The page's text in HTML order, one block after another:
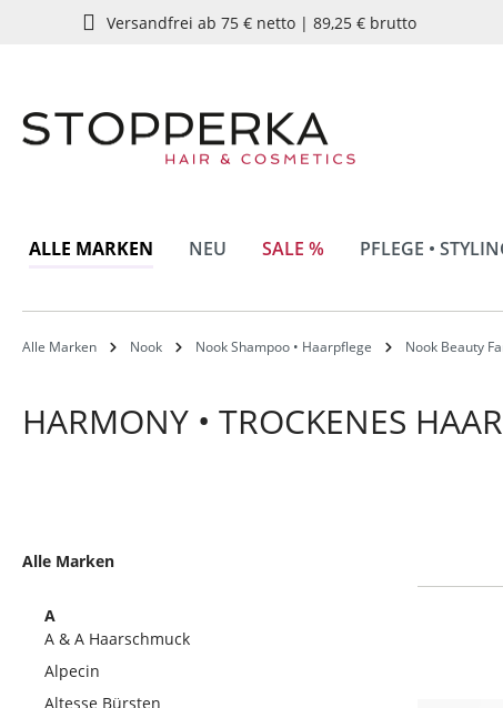
Zur Hauptnavigation springen
Versandfrei ab 75 € netto | 89,25 € brutto
ALLE MARKEN NEU SALE % PFLEGE •
Alle Marken Nook Nook Shampoo • Haarpflege Nook Beauty
HARMONY • TROCKENES HAAR
Alle Marken
A
A & A Haarschmuck
Alpecin
Altesse Bürsten